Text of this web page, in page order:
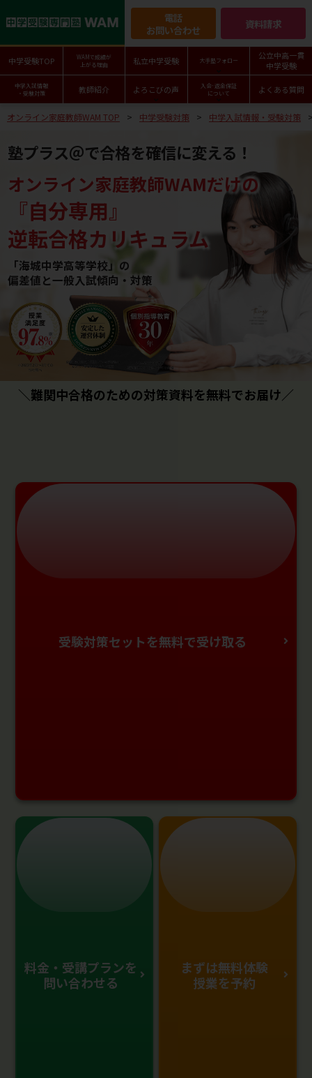
電話
お問い合わせ
資料請求
中学受験TOP
WAMで成績が
上がる理由
私立中学受験 大手塾フォロー
公立中高一貫
中学受験
中学入試情報
・受験対策
教師紹介 よろこびの声
入会･返金保証
について
よくある質問
オンライン家庭教師WAM TOP 中学受験対策 中学入試情報・受験対策
塾プラス＠で合格を確信に変える！
オンライン家庭教師WAMだけの
『自分専用』
逆転合格カリキュラム
「海城中学高等学校」の
偏差値と一般入試傾向・対策
＼難関中合格のための対策資料を無料でお届け／
受験対策セットを無料で受け取る
料金・受講プランを
問い合わせる
まずは無料体験
授業を予約